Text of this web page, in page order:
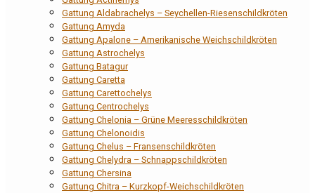
Gattung Aldabrachelys – Seychellen-Riesenschildkröten
Gattung Amyda
Gattung Apalone – Amerikanische Weichschildkröten
Gattung Astrochelys
Gattung Batagur
Gattung Caretta
Gattung Carettochelys
Gattung Centrochelys
Gattung Chelonia – Grüne Meeresschildkröten
Gattung Chelonoidis
Gattung Chelus – Fransenschildkröten
Gattung Chelydra – Schnappschildkröten
Gattung Chersina
Gattung Chitra – Kurzkopf-Weichschildkröten